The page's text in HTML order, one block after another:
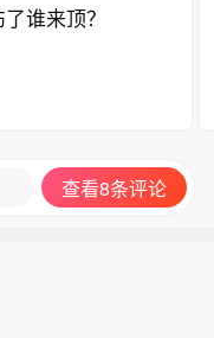
谁来顶？
查看8条评论